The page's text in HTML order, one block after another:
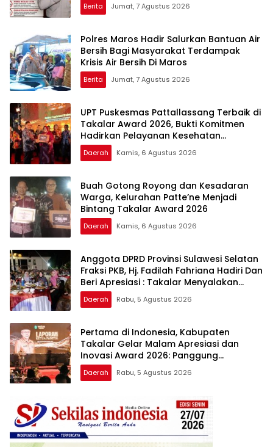
Berita Jumat, 7 Agustus 2026
Polres Maros Hadir Salurkan Bantuan Air
Bersih Bagi Masyarakat Terdampak
Krisis Air Bersih Di Maros
Berita Jumat, 7 Agustus 2026
UPT Puskesmas Pattallassang Terbaik di
Takalar Award 2026, Bukti Komitmen
Hadirkan Pelayanan Kesehatan
Berkualitas
Daerah Kamis, 6 Agustus 2026
Buah Gotong Royong dan Kesadaran
Warga, Kelurahan Patte’ne Menjadi
Bintang Takalar Award 2026
Daerah Kamis, 6 Agustus 2026
Anggota DPRD Provinsi Sulawesi Selatan
Fraksi PKB, Hj. Fadilah Fahriana Hadiri Dan
Beri Apresiasi : Takalar Menyalakan
Lentera Pengabdian Melalui Malam
Apresiasi dan Inovasi Award 2026
Daerah Rabu, 5 Agustus 2026
Pertama di Indonesia, Kabupaten
Takalar Gelar Malam Apresiasi dan
Inovasi Award 2026: Panggung
Penghargaan bagi Pelayan Publik
Berprestasi
Daerah Rabu, 5 Agustus 2026